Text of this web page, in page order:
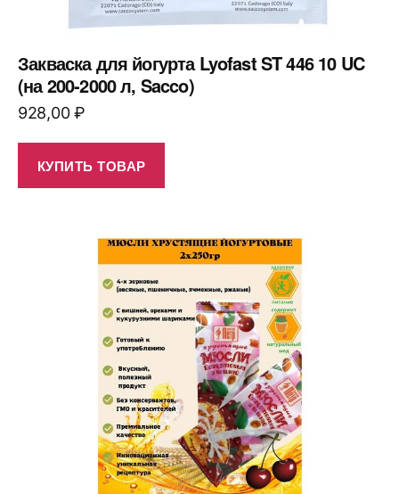
Закваска для йогурта Lyofast ST 446 10 UC
(на 200-2000 л, Sacco)
928,00₽
КУПИТЬ ТОВАР